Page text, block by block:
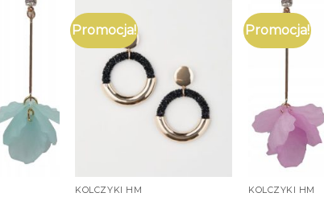
Promocja!
KOLCZYKI HM
Promocja!
KOLCZYKI HM